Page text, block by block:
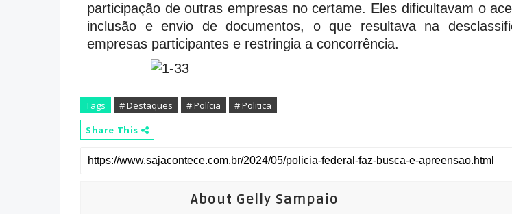
participação de outras empresas no certame. Eles dificultavam o
inclusão e envio de documentos, o que resultava na
empresas participantes e restringia a concorrência.
Tags # Destaques # Polícia
# Politica
Share This
About Gelly Sampaio